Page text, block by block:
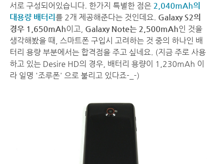
서로 구성되어있습니다. 한가지 특별한 점은 2,040mAh의
대용량 배터리 를 2개 제공해준다는 것인데요. Galaxy S2의
경우 1,650mAh이고, Galaxy Note는 2,500mAh인 것을
생각해봤을 때, 스마트폰 구입시 고려하는 것 중의 하나인 배
터리 용량 부분에서는 합격점을 주고 싶네요. (지금 주로 사용
하고 있는 Desire HD의 경우, 배터리 용량이 1,230mAh 이
라 일명 '조루폰' 으로 불리고 있다죠-_-)